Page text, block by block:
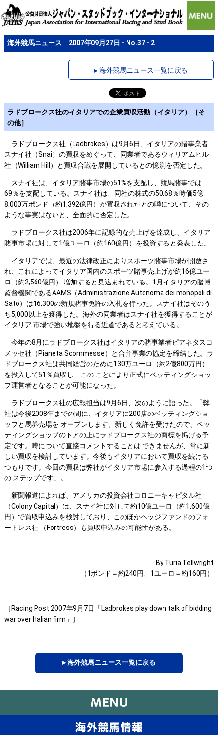
海外競馬ニュース 2007年09月27日 - No.37 - 2
▸ 海外競馬ニュース一覧に戻る
ラドブロークス社のイタリアでの企業買収活動（イタリア）［そ
の他］
ラドブロークス社（Ladbrokes）は9月6日、イタリアの賭事業者
スナイ社（Snai）の買収をめぐって、同業者であるウィリアムヒル
社（William Hill）と買収合戦を展開しているとの憶測を否定した。
スナイ社は、イタリア賭事市場の51%を支配し、競馬賭事では
69％を支配している。スナイ社は、同社の株式の50.68％時価5億
8,000万ポンド（約1,392億円）が買収されたとの噂について、その
ような事実はないと、全面的に否定した。
ラドブロークス社は2006年に記録的な売上げを達成し、イタリア
賭事市場に対して1億ユーロ（約160億円）を投資すると発表した。
イタリアでは、最近の法律改正によりスポーツ賭事市場が開放さ
れ、これによってイタリア国内のスポーツ賭事売上げが約16億ユー
ロ（約2,560億円） 増加すると見込まれている。1月イタリアの賭博
監督機関であるAAMS（Administrazione Autonoma dei monopoli di
Sato）は16,300の新規賭事免許の入札を行った。スナイ社はそのう
ち5,000以上を獲得した。海外の同業者はスナイ社を獲得することが
イタリア 市場で強い地盤を得る近道であると考えている。
今年の8月にラドブロークス社はイタリアの賭事業者ピアネタスコ
メッセ社（Pianeta Scommesse）と合弁事業の協定を締結した。ラ
ドブロークス社は共同経営のために130万ユーロ（約2億800万円）
を投入して51％買収し、この ことにより正式にベッティングショッ
プ運営者となることが可能になった。
ラドブロークス社の広報担当は9月6日、次のように語った。「弊
社は今後2008年までの間に、イタリアに200店のベッティングショ
ップと馬券売場を オープンします。新しく免許を受けたので、ベッ
ティングショップのドアの上にラドブロークス社の商標を掲げる予
定です。噂について直接コメントすることは できませんが、常に新
しい買収を検討しています。今後もイタリアにおいて買収を続ける
つもりです。今回の買収は弊社がイタリア市場に参入する過程の1つ
の ステップです」。
新聞報道によれば、アメリカの投資会社コロニーキャピタル社
（Colony Capital）は、スナイ社に対して約10億ユーロ（約1,600億
円）で買収申込みを検討しており、このほかヘッジファンドのフォ
ートレス社 （Fortress）も買収申込みの可能性がある。
By Turia Tellwright
（1ポンド＝約240円、1ユーロ＝約160円）
［Racing Post 2007年9月7日「Ladbrokes play down talk of bidding
war over Italian firm」］
▸ 海外競馬ニュース一覧に戻る